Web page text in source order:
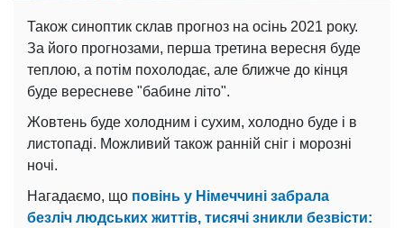
Також синоптик склав прогноз на осінь 2021 року.
За його прогнозами, перша третина вересня буде
теплою, а потім похолодає, але ближче до кінця
буде вересневе "бабине літо".
Жовтень буде холодним і сухим, холодно буде і в
листопаді. Можливий також ранній сніг і морозні
ночі.
Нагадаємо, що повінь у Німеччині забрала
безліч людських життів, тисячі зникли безвісти: